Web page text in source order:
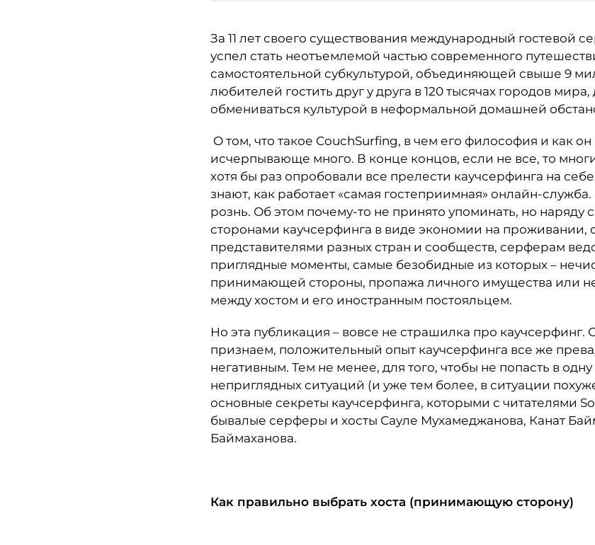
За 11 лет своего существования международный гостевой
успел стать неотъемлемой частью современного
самостоятельной субкультурой, объединяющей свыше 9
любителей гостить друг у друга в 120 тысячах городов
обмениваться культурой в неформальной домашней
О том, что такое CouchSurfing, в чем его философия и как он
исчерпывающе много. В конце концов, если не все, то
хотя бы раз опробовали все прелести каучсерфинга на
знают, как работает «самая гостеприимная» онлайн-
рознь. Об этом почему-то не принято упоминать, но наряду
сторонами каучсерфинга в виде экономии на проживании,
представителями разных стран и сообществ, серферам
приглядные моменты, самые безобидные из которых –
принимающей стороны, пропажа личного имущества или
между хостом и его иностранным постояльцем.
Но эта публикация – вовсе не страшилка про каучсерфинг.
признаем, положительный опыт каучсерфинга все же
негативным. Тем не менее, для того, чтобы не попасть в
неприглядных ситуаций (и уже тем более, в ситуации
основные секреты каучсерфинга, которыми с читателями
бывалые серферы и хосты Сауле Мухамеджанова, Канат
Баймаханова.
Как правильно выбрать хоста (принимающую сторону)